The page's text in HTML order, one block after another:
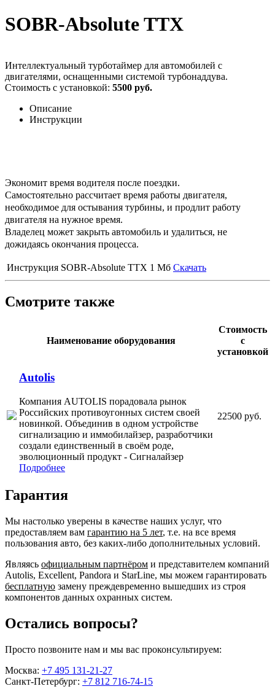
SOBR-Absolute TTX
Интеллектуальный турботаймер для автомобилей с
двигателями, оснащенными системой турбонаддува.
Стоимость с установкой: 5500 руб.
Описание
Инструкции
Экономит время водителя после поездки.
Самостоятельно рассчитает время работы двигателя,
необходимое для остывания турбины, и продлит работу
двигателя на нужное время.
Владелец может закрыть автомобиль и удалиться, не
дожидаясь окончания процесса.
Инструкция SOBR-Absolute TTX 1 Мб Скачать
Смотрите также
Наименование оборудования
Стоимость
с
установкой
Autolis
Компания AUTOLIS порадовала рынок
Российских противоугонных систем своей
новинкой. Объединив в одном устройстве
сигнализацию и иммобилайзер, разработчики
создали единственный в своём роде,
эволюционный продукт - Сигналайзер
Подробнее
22500 руб.
Гарантия
Мы настолько уверены в качестве наших услуг, что
предоставляем вам гарантию на 5 лет, т.е. на все время
пользования авто, без каких-либо дополнительных условий.
Являясь официальным партнёром и представителем компаний
Autolis, Excellent, Pandora и StarLine, мы можем гарантировать
бесплатную замену преждевременно вышедших из строя
компонентов данных охранных систем.
Остались вопросы?
Просто позвоните нам и мы вас проконсультируем:
Москва: +7 495 131-21-27
Санкт-Петербург: +7 812 716-74-15